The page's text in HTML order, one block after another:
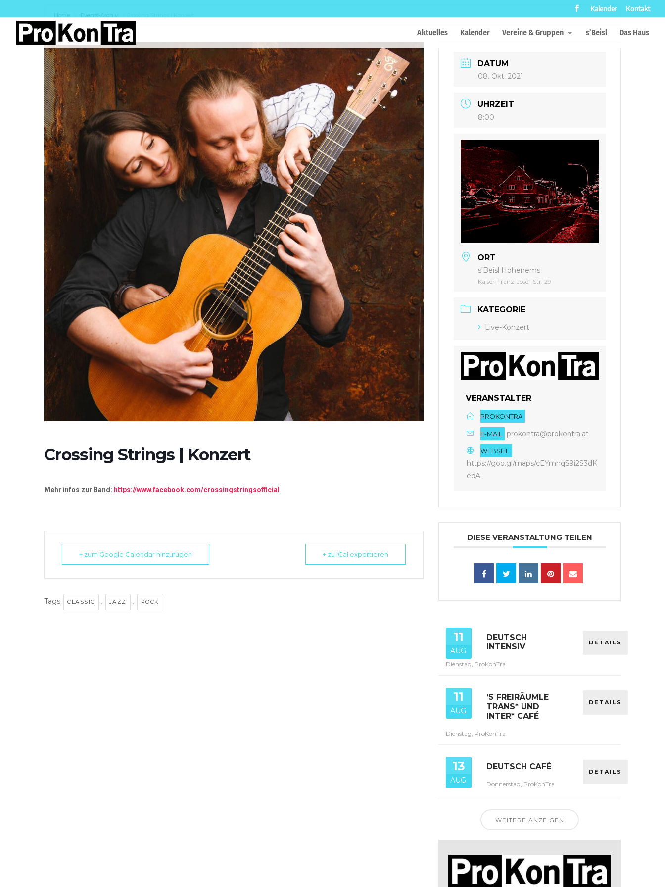
Kalender Kontakt
Aktuelles Kalender Vereine & Gruppen s’Beisl Das Haus
Home Events-Archiv
Crossing Strings | Konzert
Mehr infos zur Band: https://www.facebook.com/crossingstringsofficial
+ zum Google Calendar hinzufügen + zu iCal exportieren
Tags: CLASSIC , JAZZ , ROCK
DATUM
08. Okt. 2021
UHRZEIT
8:00
ORT
s'Beisl Hohenems
Kaiser-Franz-Josef-Str. 29
KATEGORIE
Live-Konzert
VERANSTALTER
PROKONTRA
E-MAIL prokontra@prokontra.at
WEBSITE
https://goo.gl/maps/cEYmnqS9i2S3dK
edA
DIESE VERANSTALTUNG TEILEN
11
AUG.
DEUTSCH
INTENSIV
Dienstag, ProKonTra
DETAILS
11
AUG.
’S FREIRÄUMLE
TRANS* UND
INTER* CAFÉ
Dienstag, ProKonTra
DETAILS
13
AUG.
DEUTSCH CAFÉ
Donnerstag, ProKonTra
DETAILS
WEITERE ANZEIGEN